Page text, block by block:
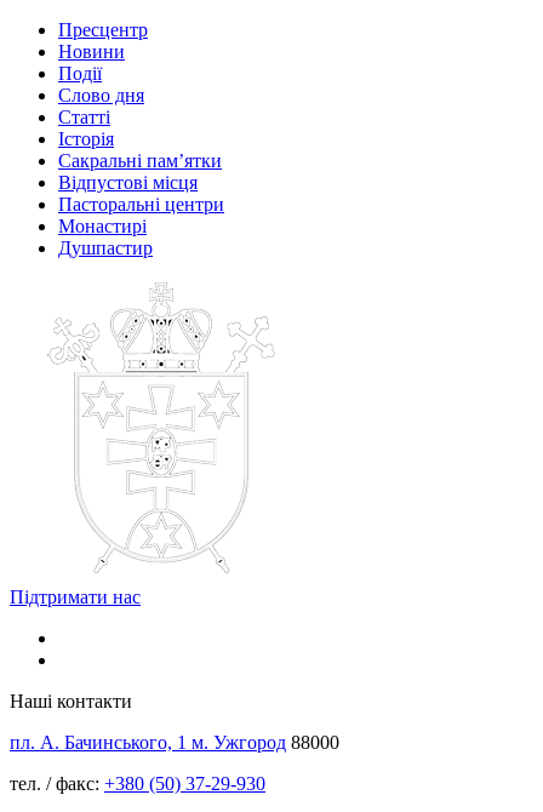
Пресцентр
Новини
Події
Слово дня
Статті
Історія
Сакральні пам’ятки
Відпустові місця
Пасторальні центри
Монастирі
Душпастир
Підтримати нас
Наші контакти
пл. А. Бачинського, 1 м. Ужгород 88000
тел. / факс: +380 (50) 37-29-930